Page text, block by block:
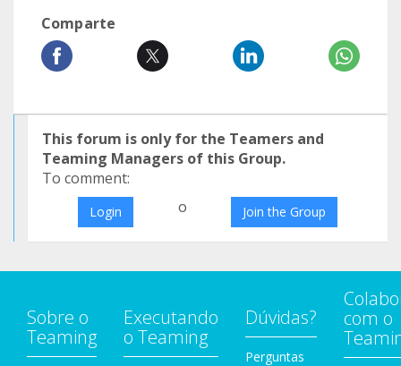
Comparte
This forum is only for the Teamers and
Teaming Managers of this Group.
To comment:
Login o Join the Group
Sobre o
Teaming
Executando
o Teaming
Dúvidas?
Perguntas
com o